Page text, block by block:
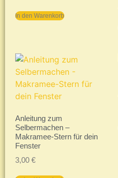
In den Warenkorb
Anleitung zum
Selbermachen –
Makramee-Stern für dein
Fenster
3,00 €